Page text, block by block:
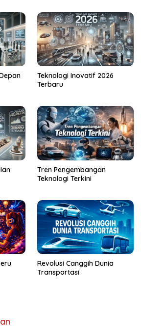
Teknologi Inovatif 2026
Terbaru
Tren Pengembangan
Teknologi Terkini
Revolusi Canggih Dunia
Transportasi